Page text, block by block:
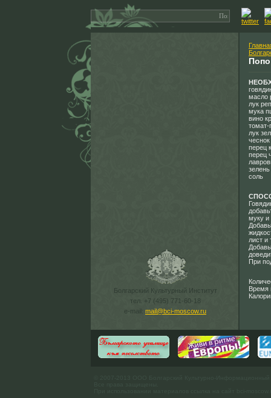
Болгарский Культурный Институт
тел. +7 (495) 771-60-18
e-mail: mail@bci-moscow.ru
масло
лук
мука
вино
томат-
лук
чеснок
перец
перец
соль
муку
лист и
При
Время